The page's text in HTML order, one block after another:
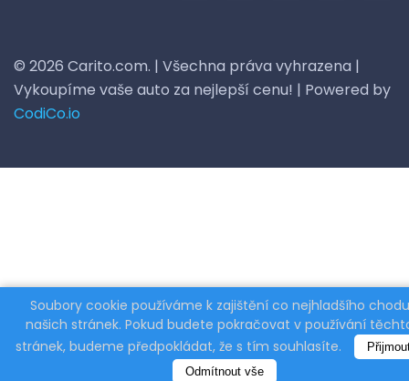
© 2026 Carito.com. | Všechna práva vyhrazena |
Vykoupíme vaše auto za nejlepší cenu! | Powered by
CodiCo.io
Soubory cookie používáme k zajištění co nejhladšího chodu
našich stránek. Pokud budete pokračovat v používání
stránek, budeme předpokládat, že s tím souhlasíte.
Odmítnout vše